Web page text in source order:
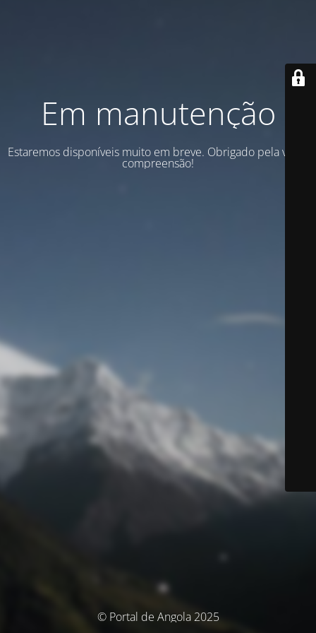
Em manutenção
Estaremos disponíveis muito em breve. Obrigado pela vossa
compreensão!
© Portal de Angola 2025